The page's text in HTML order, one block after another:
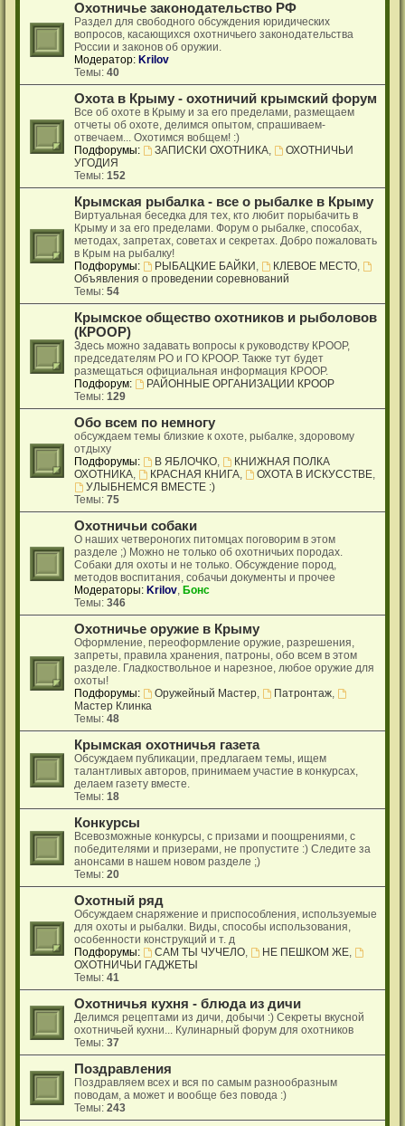
Охотничье законодательство РФ
Раздел для свободного обсуждения юридических
вопросов, касающихся охотничьего законодательства
России и законов об оружии.
Модератор: Krilov
Темы:40
Охота в Крыму - охотничий крымский форум
Все об охоте в Крыму и за его пределами, размещаем
отчеты об охоте, делимся опытом, спрашиваем-
отвечаем... Охотимся вобщем! :)
Подфорумы:
ЗАПИСКИ ОХОТНИКА,
ОХОТНИЧЬИ
УГОДИЯ
Темы:152
Крымская рыбалка - все о рыбалке в Крыму
Виртуальная беседка для тех, кто любит порыбачить в
Крыму и за его пределами. Форум о рыбалке, способах,
методах, запретах, советах и секретах. Добро пожаловать
в Крым на рыбалку!
Подфорумы:
РЫБАЦКИЕ БАЙКИ , КЛЕВОЕ МЕСТО,
Объявления о проведении соревнований
Темы:54
Крымское общество охотников и рыболовов
(КРООР)
Здесь можно задавать вопросы к руководству КРООР,
председателям РО и ГО КРООР. Также тут будет
размещаться официальная информация КРООР.
Подфорум:
РАЙОННЫЕ ОРГАНИЗАЦИИ КРООР
Темы:129
Обо всем по немногу
обсуждаем темы близкие к охоте, рыбалке, здоровому
отдыху
Подфорумы:
В ЯБЛОЧКО,
КНИЖНАЯ ПОЛКА
ОХОТНИКА, КРАСНАЯ КНИГА, ОХОТА В ИСКУССТВЕ,
УЛЫБНЕМСЯ ВМЕСТЕ :)
Темы:75
Охотничьи собаки
О наших четвероногих питомцах поговорим в этом
разделе ;) Можно не только об охотничьих породах.
Собаки для охоты и не только. Обсуждение пород,
методов воспитания, собачьи документы и прочее
Модераторы: Krilov, Бонс
Темы:346
Охотничье оружие в Крыму
Оформление, переоформление оружие, разрешения,
запреты, правила хранения, патроны, обо всем в этом
разделе. Гладкоствольное и нарезное, любое оружие для
охоты!
Подфорумы:
Оружейный Мастер, Патронтаж,
Мастер Клинка
Темы:48
Крымская охотничья газета
Обсуждаем публикации, предлагаем темы, ищем
талантливых авторов, принимаем участие в конкурсах,
делаем газету вместе.
Темы:18
Конкурсы
Всевозможные конкурсы, с призами и поощрениями, с
победителями и призерами, не пропустите :) Следите за
анонсами в нашем новом разделе ;)
Темы:20
Охотный ряд
Обсуждаем снаряжение и приспособления, используемые
для охоты и рыбалки. Виды, способы использования,
особенности конструкций и т. д
Подфорумы:
САМ ТЫ ЧУЧЕЛО, НЕ ПЕШКОМ ЖЕ,
ОХОТНИЧЬИ ГАДЖЕТЫ
Темы:41
Охотничья кухня - блюда из дичи
Делимся рецептами из дичи, добычи :) Секреты вкусной
охотничьей кухни... Кулинарный форум для охотников
Темы:37
Поздравления
Поздравляем всех и вся по самым разнообразным
поводам, а может и вообще без повода :)
Темы:243